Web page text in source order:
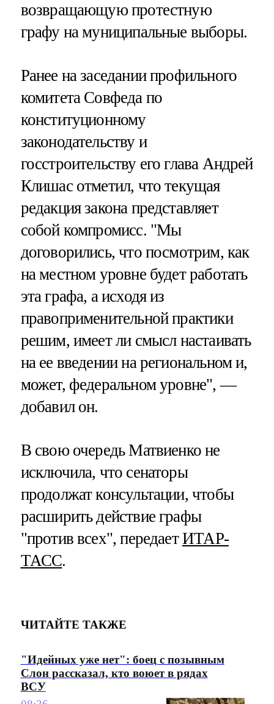
возвращающую протестную
графу на муниципальные выборы.
Ранее на заседании профильного
комитета Совфеда по
конституционному
законодательству и
госстроительству его глава Андрей
Клишас отметил, что текущая
редакция закона представляет
собой компромисс. "Мы
договорились, что посмотрим, как
на местном уровне будет работать
эта графа, а исходя из
правоприменительной практики
решим, имеет ли смысл настаивать
на ее введении на региональном и,
может, федеральном уровне", —
добавил он.
В свою очередь Матвиенко не
исключила, что сенаторы
продолжат консультации, чтобы
расширить действие графы
"против всех", передаетИТАР-
ТАСС.
ЧИТАЙТЕ ТАКЖЕ
"Идейных уже нет": боец с позывным
Слон рассказал, кто воюет в рядах
ВСУ